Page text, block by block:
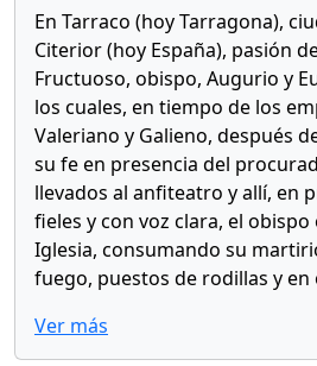
En Tarraco (hoy Tarragona),
Citerior (hoy España), pasión
Fructuoso, obispo, Augurio y
los cuales, en tiempo de los
Valeriano y Galieno, después
su fe en presencia del
llevados al anfiteatro y allí, en
fieles y con voz clara, el
Iglesia, consumando su
fuego, puestos de rodillas y en
Ver más